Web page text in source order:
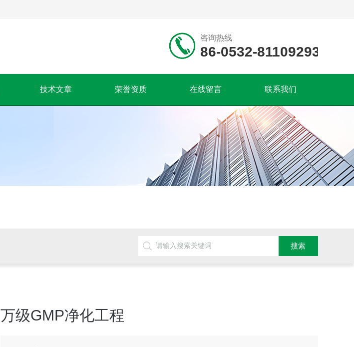
咨询热线
86-0532-81109293
技术文章 荣誉资质 在线留言 联系我们
万级GMP净化工程